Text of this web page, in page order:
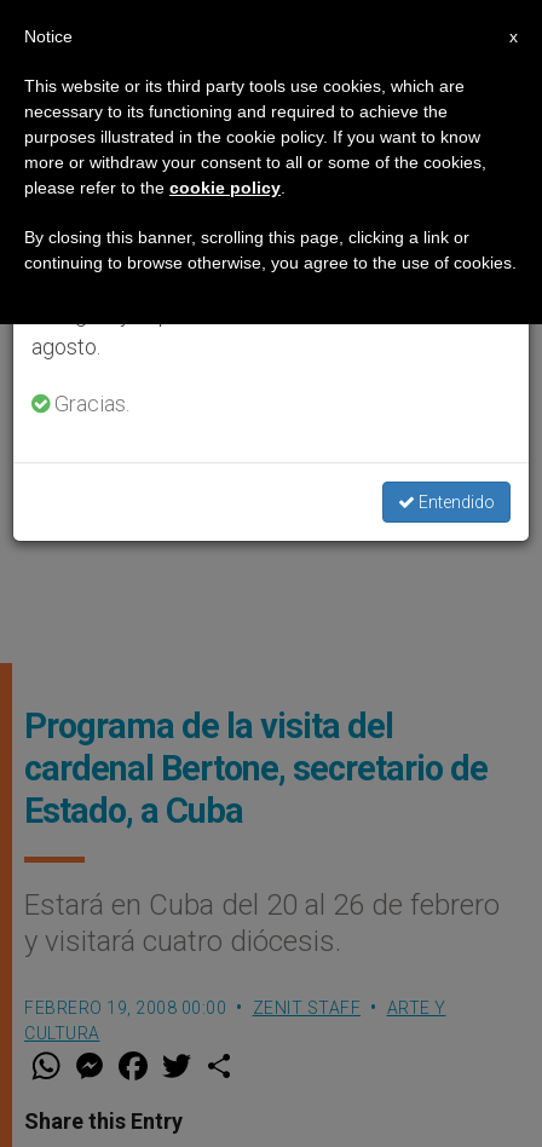
Programa de la visita del
cardenal Bertone, secretario de
Estado, a Cuba
Estará en Cuba del 20 al 26 de febrero
y visitará cuatro diócesis.
FEBRERO 19, 2008 00:00 ZENIT STAFF
ARTE Y
CULTURA
W
t
s
M
e
s
e
F
a
e
b
w
Share this Entry
×
Aviso importante
Del 27 de julio al 7 de agosto haremos la pausa
anual, aprovechando que en el periodo de verano
se generan menos informaciones y también el
agosto.
Gracias.
Entendido
x
Notice
This website or its third party tools use cookies, which are
necessary to its functioning and required to achieve the
purposes illustrated in the cookie policy. If you want to know
more or withdraw your consent to all or some of the cookies,
please refer to the cookie policy
By closing this banner, scrolling this page, clicking a link or
continuing to browse otherwise, you agree to the use of cookies.